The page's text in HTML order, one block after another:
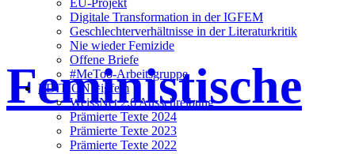
Feministische
EU-Projekt
Digitale Transformation in der IGFEM
Geschlechterverhältnisse in der Literaturkritik
Nie wieder Femizide
Offene Briefe
#MeToo-Arbeitsgruppe
EDITION ≠igfem
WeissNet 2.6 Ausschreibung
Prämierte Texte 2024
Prämierte Texte 2023
Prämierte Texte 2022